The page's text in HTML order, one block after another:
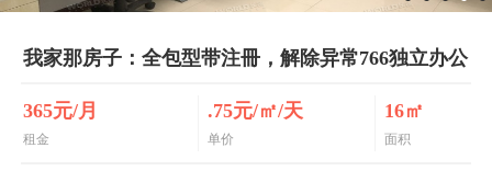
我家那房子：全包型带注冊，解除异常766独立办公
365元/月 .75元/㎡/天 16㎡
租金 单价 面积